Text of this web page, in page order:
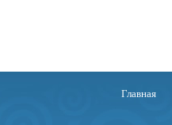
Главная